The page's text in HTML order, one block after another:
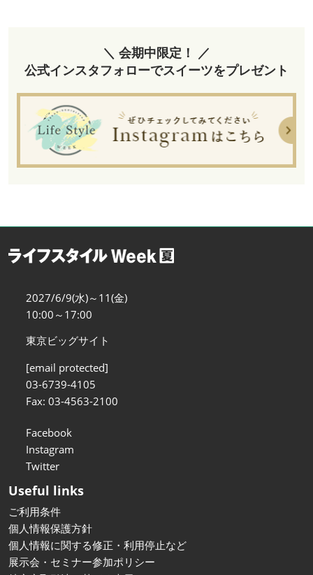
＼ 会期中限定！ ／
公式インスタフォローでスイーツをプレゼント
2027/6/9(水)～11(金)
10:00～17:00
東京ビッグサイト
[email protected]
03-6739-4105
Fax: 03-4563-2100
Facebook
Instagram
Twitter
Useful links
ご利用条件
個人情報保護方針
個人情報に関する修正・利用停止など
展示会・セミナー参加ポリシー